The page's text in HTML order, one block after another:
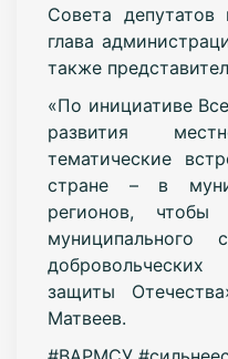
Совета депутатов
глава
также
«По инициативе
развития
тематические
стране – в
регионов,
муниципального
защиты
Матвеев.